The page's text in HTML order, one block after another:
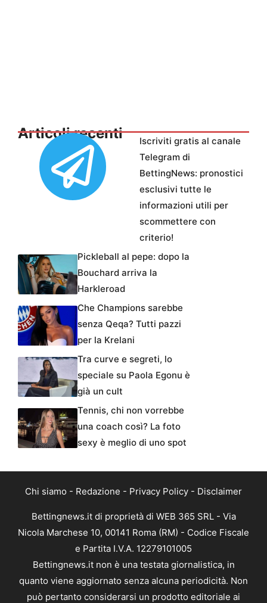
Articoli recenti
Iscriviti gratis al canale
Telegram di
BettingNews: pronostici
esclusivi tutte le
informazioni utili per
scommettere con
criterio!
Pickleball al pepe: dopo la
Bouchard arriva la
Harkleroad
Che Champions sarebbe
senza Qeqa? Tutti pazzi
per la Krelani
Tra curve e segreti, lo
speciale su Paola Egonu è
già un cult
Tennis, chi non vorrebbe
una coach così? La foto
sexy è meglio di uno spot
Chi siamo - Redazione - Privacy Policy - Disclaimer
Bettingnews.it di proprietà di WEB 365 SRL - Via
Nicola Marchese 10, 00141 Roma (RM) - Codice Fiscale
e Partita I.V.A. 12279101005
Bettingnews.it non è una testata giornalistica, in
quanto viene aggiornato senza alcuna periodicità. Non
può pertanto considerarsi un prodotto editoriale ai